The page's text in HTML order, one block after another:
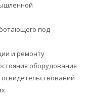
под
и ремонту
оборудования